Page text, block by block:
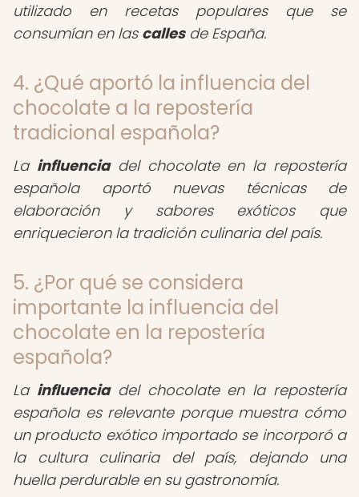
utilizado en recetas populares que se
consumían en las callesde España.
4. ¿Qué aportó la influencia del
chocolate a la repostería
tradicional española?
La influenciadel chocolate en la repostería
española aportó nuevas técnicas de
elaboración y sabores exóticos que
enriquecieron la tradición culinaria del país.
5. ¿Por qué se considera
importante la influencia del
chocolate en la repostería
española?
La influenciadel chocolate en la repostería
española es relevante porque muestra cómo
un producto exótico importado se incorporó a
la cultura culinaria del país, dejando una
huella perdurable en su gastronomía.